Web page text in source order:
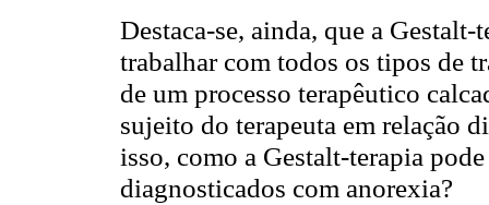
Destaca-se, ainda, que a
trabalhar com todos os tipos de
de um processo terapêutico
sujeito do terapeuta em relação
isso, como a Gestalt-terapia
diagnosticados com anorexia?